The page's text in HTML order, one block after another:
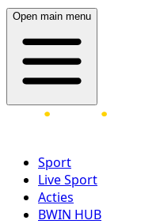
Open main menu
Sport
Live Sport
Acties
BWIN HUB